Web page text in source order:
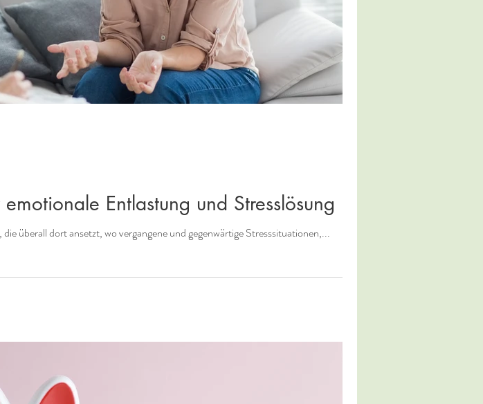
Entlastung und Stresslösung
überall dort ansetzt, wo vergangene und gegenwärtige Stresssituationen,...